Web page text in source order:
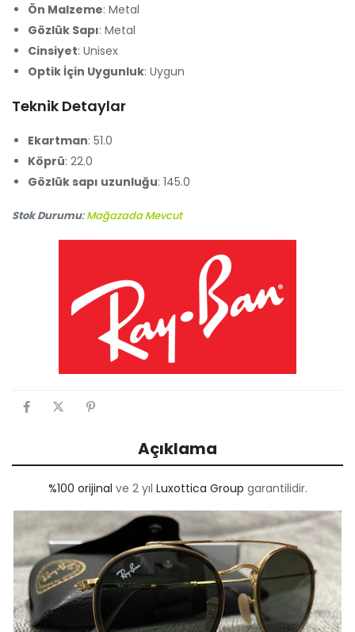
Ön Malzeme: Metal
Gözlük Sapı: Metal
Cinsiyet: Unisex
Optik İçin Uygunluk: Uygun
Teknik Detaylar
Ekartman: 51.0
Köprü: 22.0
Gözlük sapı uzunluğu: 145.0
Stok Durumu:Mağazada Mevcut
Açıklama
%100 orijinal ve 2 yıl Luxottica Group garantilidir.